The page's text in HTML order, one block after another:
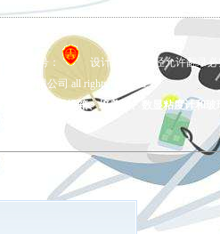
备案号：
设计制作，未经允许翻录
表有限公司 all rights reserved.
氮吹仪、干燥箱、培养箱、数显粘度计和